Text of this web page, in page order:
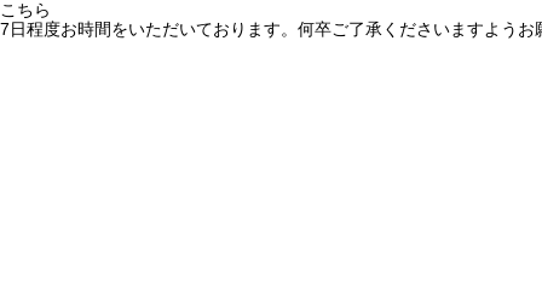
ちら
程度お時間をいただいております。何卒ご了承くださいますようお